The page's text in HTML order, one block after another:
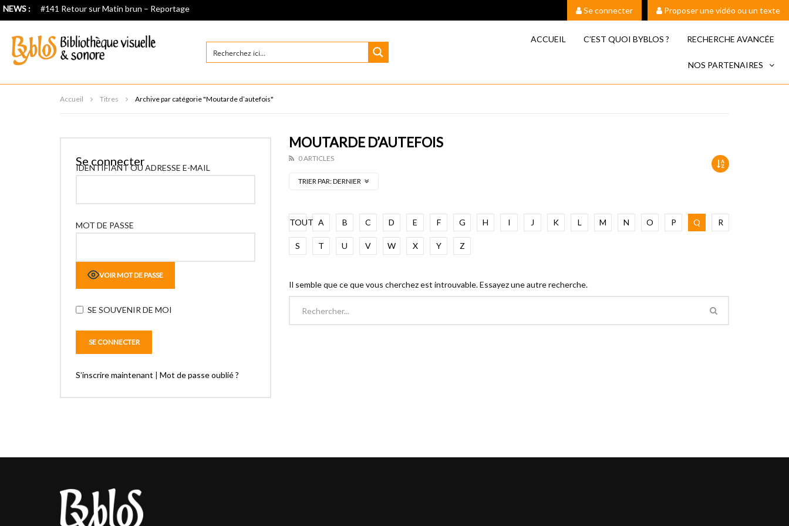
NEWS : #141 Retour sur Matin brun – Reportage Se connecter Proposer une vidéo ou un texte
ACCUEIL C’EST QUOI BYBLOS ? RECHERCHE AVANCÉE
NOS PARTENAIRES
Accueil Titres Archive par catégorie "Moutarde d’autefois"
MOUTARDE D’AUTEFOIS
0 ARTICLES
TRIER PAR:DERNIER
TOUT A B C D E F G H I J K L M N O P Q R
S T U V W X Y Z
Il semble que ce que vous cherchez est introuvable. Essayez une autre recherche.
Se connecter
IDENTIFIANT OU ADRESSE E-MAIL
MOT DE PASSE
VOIR MOT DE PASSE
SE SOUVENIR DE MOI
S’inscrire maintenant | Mot de passe oublié ?